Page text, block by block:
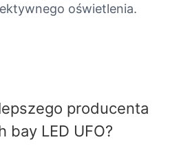
oświetlenia.
producenta
bay LED UFO?